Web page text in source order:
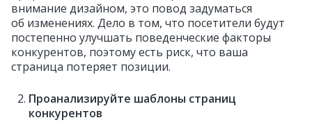
внимание дизайном, это повод задуматься
об изменениях. Дело в том, что посетители будут
постепенно улучшать поведенческие факторы
конкурентов, поэтому есть риск, что ваша
страница потеряет позиции.
Проанализируйте шаблоны страниц
конкурентов